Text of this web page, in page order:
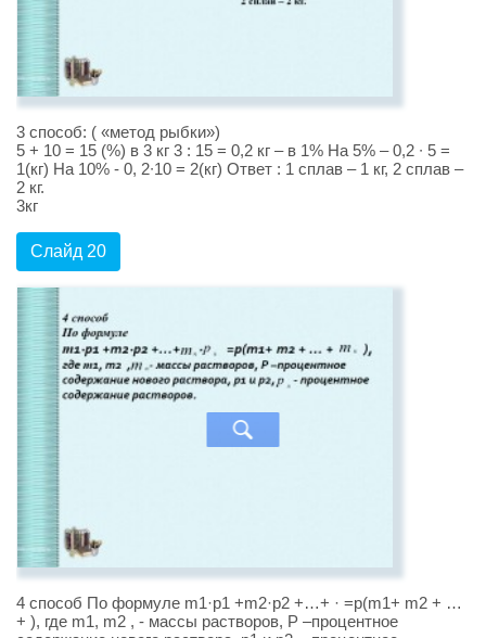
3 способ: ( «метод рыбки»)
5 + 10 = 15 (%) в 3 кг 3 : 15 = 0,2 кг – в 1% На 5% – 0,2 ∙ 5 =
1(кг) На 10% - 0, 2∙10 = 2(кг) Ответ : 1 сплав – 1 кг, 2 сплав –
2 кг.
3кг
Слайд 20
4 способ По формуле m1·p1 +m2·p2 +…+ · =p(m1+ m2 + …
+ ), где m1, m2 , - массы растворов, Р –процентное